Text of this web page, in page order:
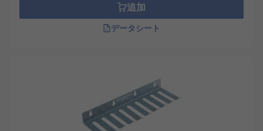
追加
データシート